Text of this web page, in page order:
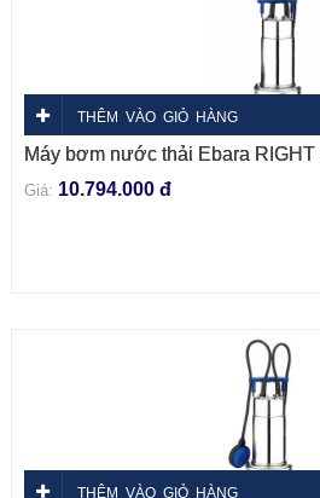
THÊM VÀO GIỎ HÀNG
Máy bơm nước thải Ebara RIGHT
Giá: 10.794.000 đ
THÊM VÀO GIỎ HÀNG